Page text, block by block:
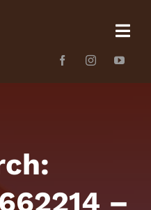
–